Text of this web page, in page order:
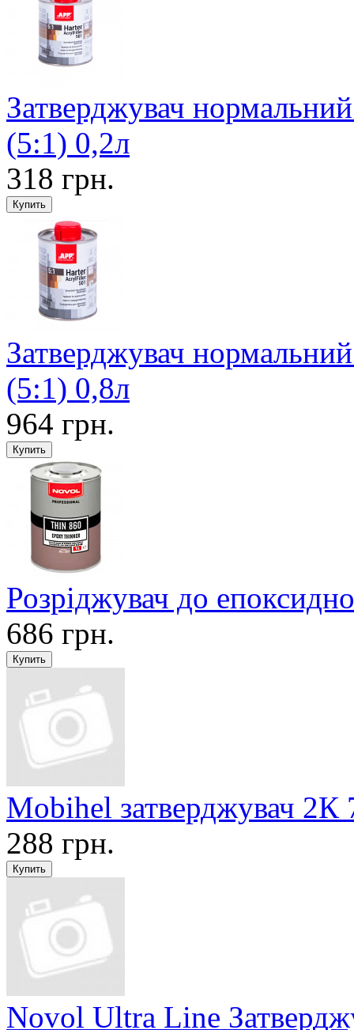
Затверджувач
(5:1) 0,2л
318 грн.
Затверджувач
(5:1) 0,8л
964 грн.
Розріджувач до
686 грн.
Mobihel затверджувач 2К
288 грн.
Novol Ultra Line